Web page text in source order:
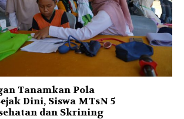
Tanamkan Pola
Dini, Siswa MTsN 5
dan Skrining